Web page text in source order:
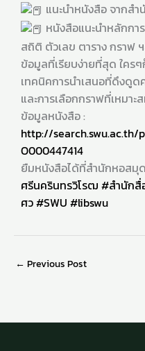
แนะนำหนังสือ จากส
หนังสือแนะนำหลักกา
สถิติ ตัวเลข ตาราง กราฟ
ข้อมูลที่เรียบง่ายที่สุด ใครๆ
เทคนิคการนำเสนอที่ดึงดูด
และการเลือกกราฟที่เหมาะ
ข้อมูลหนังสือ :
http://search.swu.ac.th/
O000447414
ยืมหนังสือได้ที่สำนักหอสมุ
ศรีนครินทรวิโรฒ #สำนักสื่
ศว#SWU #libswu
← Previous Post